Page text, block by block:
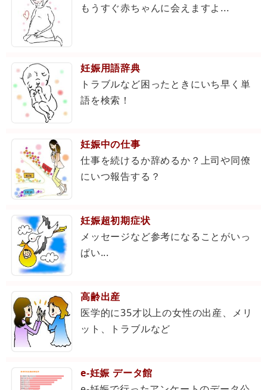
もうすぐ赤ちゃんに会えますよ...
妊娠用語辞典
トラブルなど困ったときにいち早く単
語を検索！
妊娠中の仕事
仕事を続けるか辞めるか？上司や同僚
にいつ報告する？
妊娠超初期症状
メッセージなど参考になることがいっ
ぱい...
高齢出産
医学的に35才以上の女性の出産、メリ
ット、トラブルなど
e-妊娠 データ館